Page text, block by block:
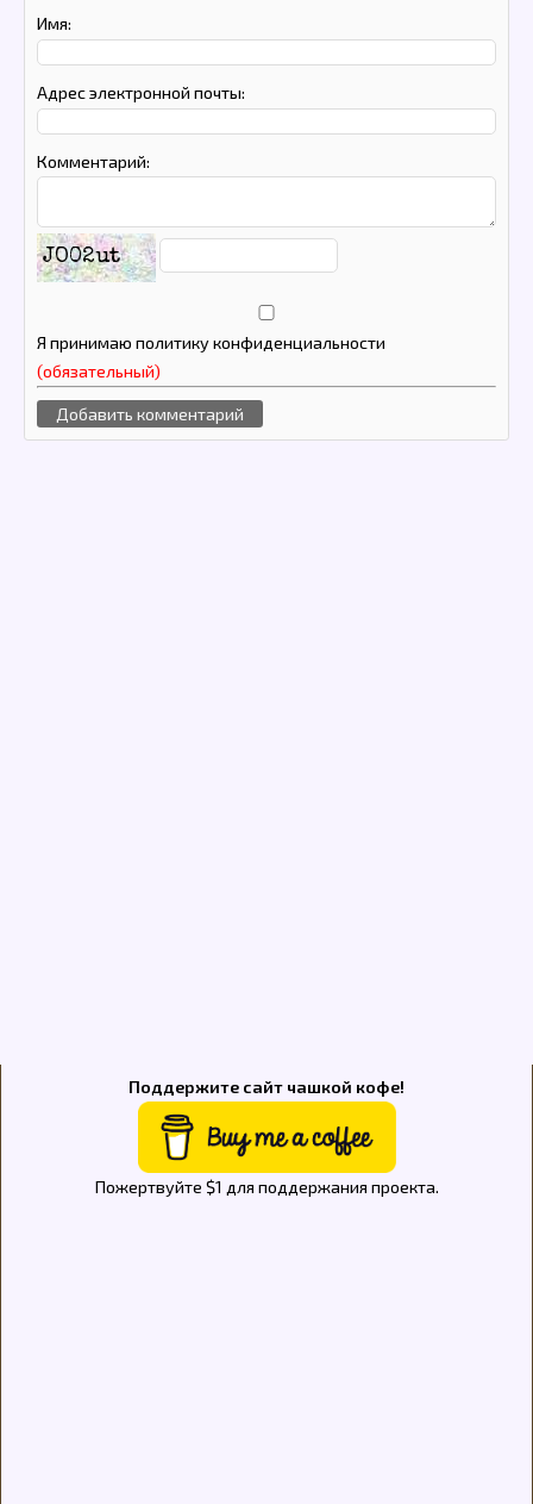
Имя:
Адрес электронной почты:
Комментарий:
JO02ut
Я принимаю политику конфиденциальности
(обязательный)
Поддержите сайт чашкой кофе!
Пожертвуйте $1 для поддержания проекта.